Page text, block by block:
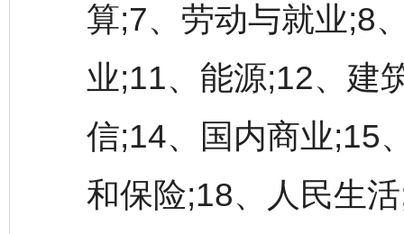
算;7、劳动与就业;8
业;11、能源;12、建
信;14、国内商业;15
和保险;18、人民生